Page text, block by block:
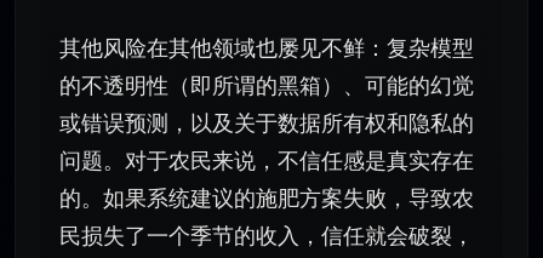
其他风险在其他领域也屡见不鲜：复杂模型
的不透明性（即所谓的黑箱）、可能的幻觉
或错误预测，以及关于数据所有权和隐私的
问题。对于农民来说，不信任感是真实存在
的。如果系统建议的施肥方案失败，导致农
民损失了一个季节的收入，信任就会破裂，